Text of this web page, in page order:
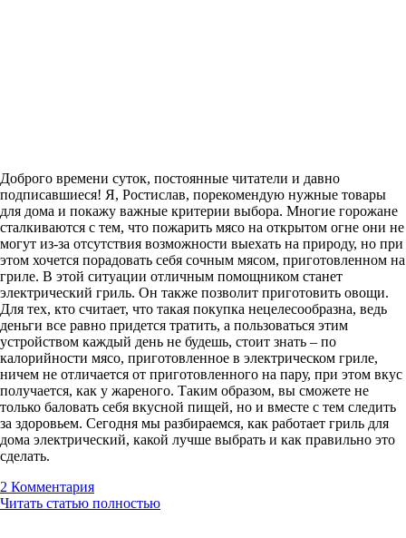
Доброго времени суток, постоянные читатели и давно
подписавшиеся! Я, Ростислав, порекомендую нужные товары
для дома и покажу важные критерии выбора. Многие горожане
сталкиваются с тем, что пожарить мясо на открытом огне они не
могут из-за отсутствия возможности выехать на природу, но при
этом хочется порадовать себя сочным мясом, приготовленном на
гриле. В этой ситуации отличным помощником станет
электрический гриль. Он также позволит приготовить овощи.
Для тех, кто считает, что такая покупка нецелесообразна, ведь
деньги все равно придется тратить, а пользоваться этим
устройством каждый день не будешь, стоит знать – по
калорийности мясо, приготовленное в электрическом гриле,
ничем не отличается от приготовленного на пару, при этом вкус
получается, как у жареного. Таким образом, вы сможете не
только баловать себя вкусной пищей, но и вместе с тем следить
за здоровьем. Сегодня мы разбираемся, как работает гриль для
дома электрический, какой лучше выбрать и как правильно это
сделать.
2 Комментария
Читать статью полностью